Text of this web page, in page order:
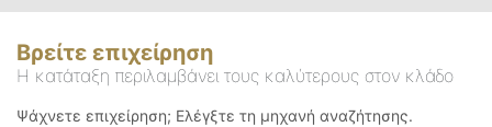
Βρείτε επιχείρηση
Η κατάταξη περιλαμβάνει τους καλύτερους στον κλάδο
Ψάχνετε επιχείρηση; Ελέγξτε τη μηχανή αναζήτησης.